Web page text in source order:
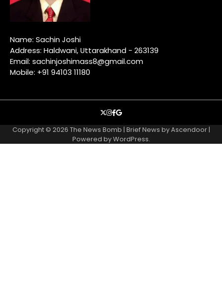
Name: Sachin Joshi
Address: Haldwani, Uttarakhand - 263139
Email: sachinjoshimass8@gmail.com
Mobile: +91 94103 11180
Xinstagram
facebook
google
Copyright © 2026 The News Bomb | Brief News byAscendoor|
Powered byWordPress.